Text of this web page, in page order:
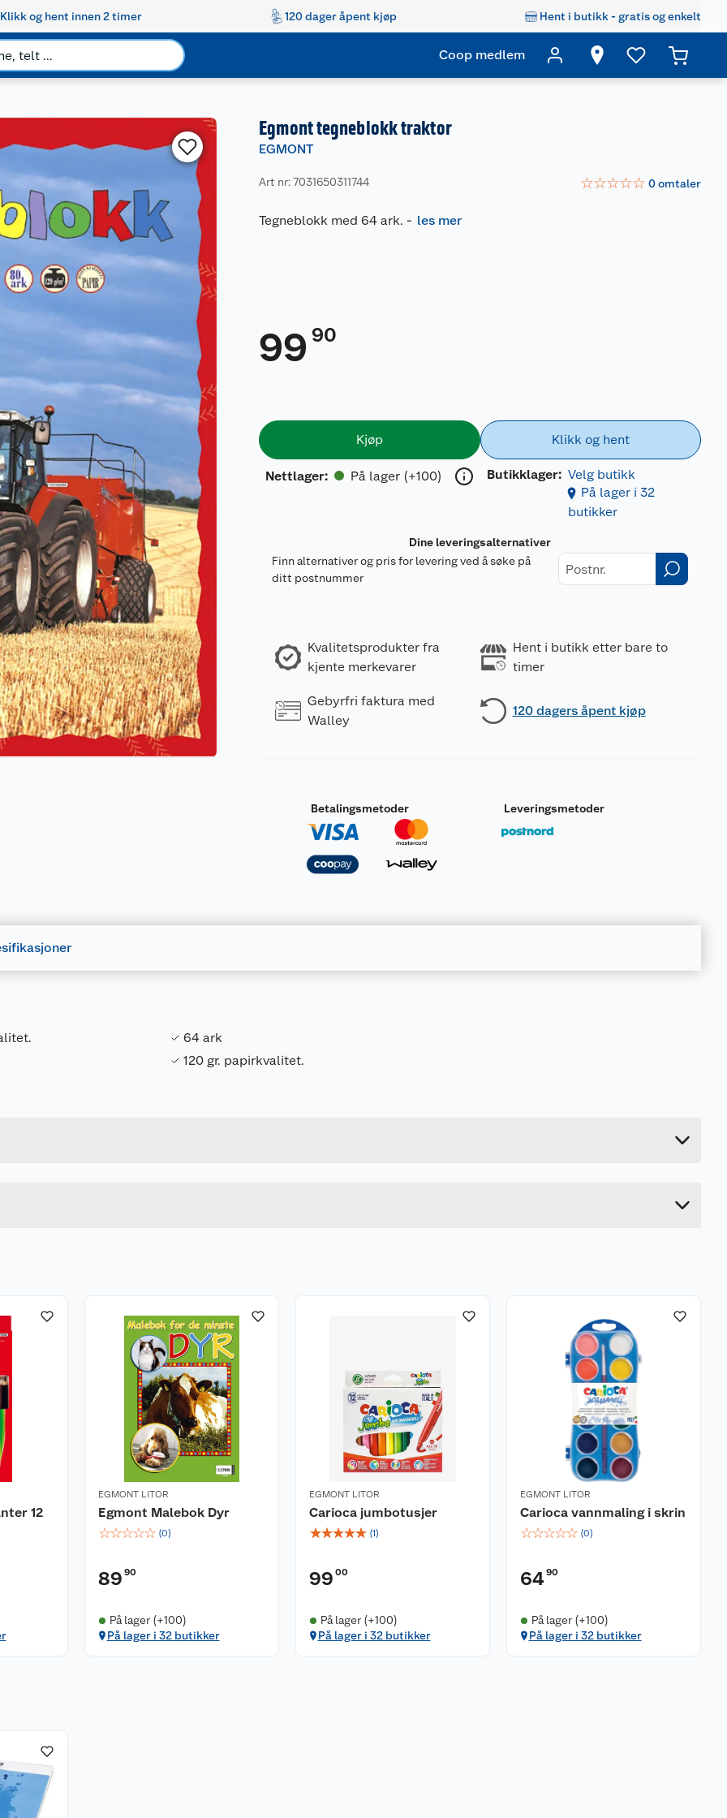
Klikk og hent innen 2 timer 120 dager åpent kjøp Hent i butikk - gratis og enkelt
Coop medlem
Egmont tegneblokk traktor
EGMONT
Art nr: 7031650311744 ☆☆☆☆☆ 0omtaler
Tegneblokk med 64 ark. - les mer
99 90
Kjøp
Nettlager: På lager (+100)
Klikk og hent
Butikklager: Velg butikk
På lager i 32
butikker
Dine leveringsalternativer
Finn alternativer og pris for levering ved å søke på
ditt postnummer
Kvalitetsprodukter fra
kjente merkevarer
Hent i butikk etter bare to
timer
Gebyrfri faktura med
Walley
120 dagers åpent kjøp
Betalingsmetoder Leveringsmetoder
64 ark
120 gr. papirkvalitet.
12
EGMONT LITOR
Egmont Malebok Dyr
☆☆☆☆☆ (0)
89 90
På lager (+100)
På lager i 32 butikker
EGMONT LITOR
Carioca jumbotusjer
☆☆☆☆☆ (1)
99 00
På lager (+100)
På lager i 32 butikker
EGMONT LITOR
Carioca vannmaling i skrin
☆☆☆☆☆ (0)
6490
På lager (+100)
På lager i 32 butikker